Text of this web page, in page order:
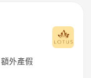
外產假